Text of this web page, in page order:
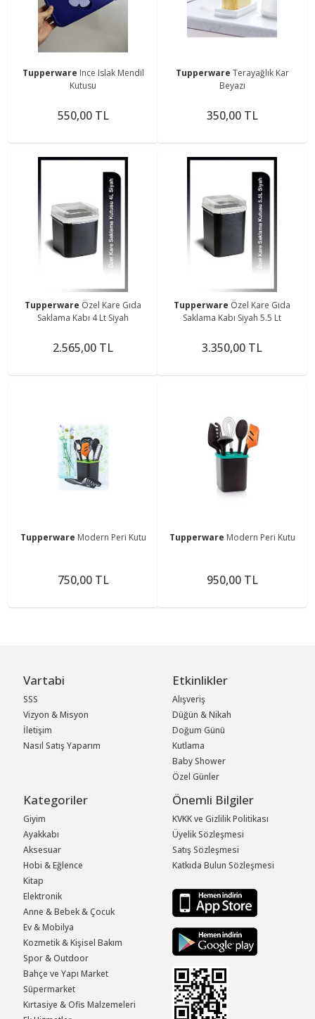
Tupperware Ince Islak Mendil
Kutusu
550,00 TL
Tupperware Terayağlık Kar
Beyazı
350,00 TL
Tupperware Özel Kare Gıda
Saklama Kabı 4 Lt Siyah
2.565,00 TL
Tupperware Özel Kare Gıda
Saklama Kabı Siyah 5.5 Lt
3.350,00 TL
Tupperware Modern Peri Kutu
750,00 TL
Tupperware Modern Peri Kutu
950,00 TL
Vartabi
SSS
Vizyon & Misyon
İletişim
Nasıl Satış Yaparım
Etkinlikler
Alışveriş
Düğün & Nikah
Doğum Günü
Kutlama
Baby Shower
Özel Günler
Kategoriler
Giyim
Ayakkabı
Aksesuar
Hobi & Eğlence
Kitap
Elektronik
Anne & Bebek & Çocuk
Ev & Mobilya
Kozmetik & Kişisel Bakım
Spor & Outdoor
Bahçe ve Yapı Market
Süpermarket
Kırtasiye & Ofis Malzemeleri
Önemli Bilgiler
KVKK ve Gizlilik Politikası
Üyelik Sözleşmesi
Satış Sözleşmesi
Katkıda Bulun Sözleşmesi